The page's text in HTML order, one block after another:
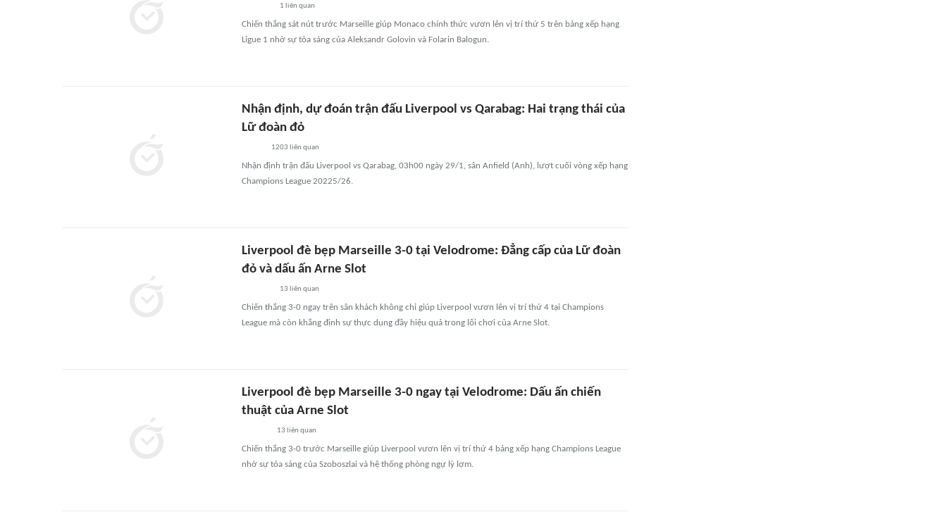
1 liên quan
Chiến thắng sát nút trước Marseille giúp Monaco chính thức vươn lên vị trí thứ 5 trên bảng xếp hạng
Ligue 1 nhờ sự tỏa sáng của Aleksandr Golovin và Folarin Balogun.
Nhận định, dự đoán trận đấu Liverpool vs Qarabag: Hai trạng thái của
Lữ đoàn đỏ
1203 liên quan
Nhận định trận đấu Liverpool vs Qarabag, 03h00 ngày 29/1, sân Anfield (Anh), lượt cuối vòng xếp hạng
Champions League 20225/26.
Liverpool đè bẹp Marseille 3-0 tại Velodrome: Đẳng cấp của Lữ đoàn
đỏ và dấu ấn Arne Slot
13 liên quan
Chiến thắng 3-0 ngay trên sân khách không chỉ giúp Liverpool vươn lên vị trí thứ 4 tại Champions
League mà còn khẳng định sự thực dụng đầy hiệu quả trong lối chơi của Arne Slot.
Liverpool đè bẹp Marseille 3-0 ngay tại Velodrome: Dấu ấn chiến
thuật của Arne Slot
13 liên quan
Chiến thắng 3-0 trước Marseille giúp Liverpool vươn lên vị trí thứ 4 bảng xếp hạng Champions League
nhờ sự tỏa sáng của Szoboszlai và hệ thống phòng ngự lỳ lợm.